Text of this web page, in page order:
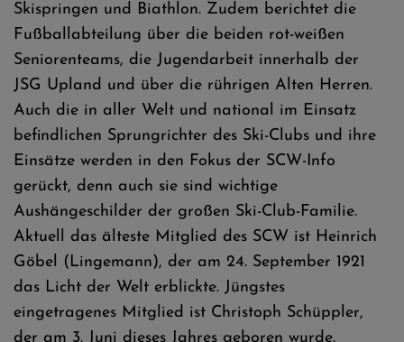
Skispringen und Biathlon. Zudem berichtet die
Fußballabteilung über die beiden rot-weißen
Seniorenteams, die Jugendarbeit innerhalb der
JSG Upland und über die rührigen Alten Herren.
Auch die in aller Welt und national im Einsatz
befindlichen Sprungrichter des Ski-Clubs und ihre
Einsätze werden in den Fokus der SCW-Info
gerückt, denn auch sie sind wichtige
Aushängeschilder der großen Ski-Club-Familie.
Aktuell das älteste Mitglied des SCW ist Heinrich
Göbel (Lingemann), der am 24. September 1921
das Licht der Welt erblickte. Jüngstes
eingetragenes Mitglied ist Christoph Schüppler,
der am 3. Juni dieses Jahres geboren wurde.